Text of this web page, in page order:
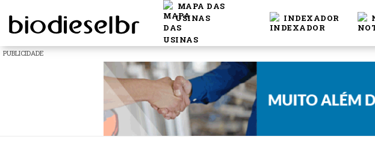
MAPA DAS
USINAS
INDEXADOR
PUBLICIDADE